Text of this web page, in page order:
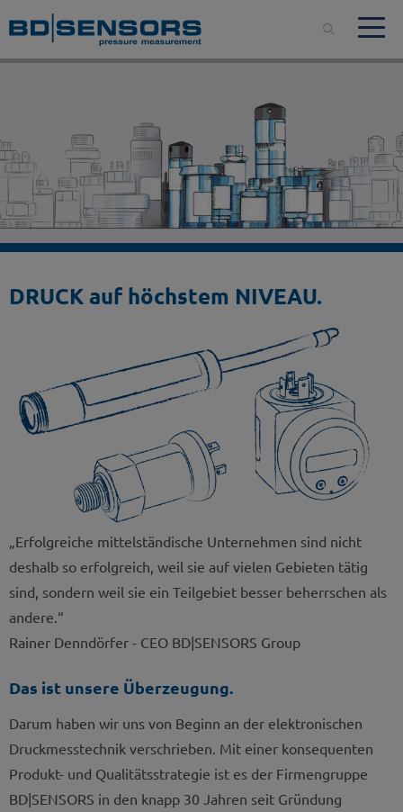
DRUCK auf höchstem NIVEAU.
„Erfolgreiche mittelständische Unternehmen sind nicht
deshalb so erfolgreich, weil sie auf vielen Gebieten tätig
sind, sondern weil sie ein Teilgebiet besser beherrschen als
andere.“
Rainer Denndörfer - CEO BD|SENSORS Group
Das ist unsere Überzeugung.
Darum haben wir uns von Beginn an der elektronischen
Druckmesstechnik verschrieben. Mit einer konsequenten
Produkt- und Qualitätsstrategie ist es der Firmengruppe
BD|SENSORS in den knapp 30 Jahren seit Gründung